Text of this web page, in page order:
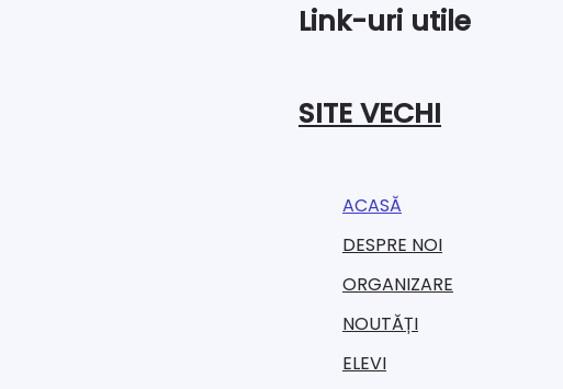
Link-uri utile
SITE VECHI
ACASĂ
DESPRE NOI
ORGANIZARE​
NOUTĂȚI
ELEVI